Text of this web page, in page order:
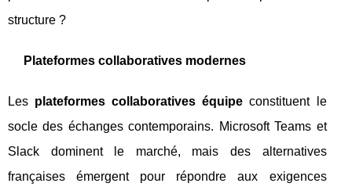
structure ?
Plateformes collaboratives modernes
Les plateformes collaboratives équipe constituent le
socle des échanges contemporains. Microsoft Teams et
Slack dominent le marché, mais des alternatives
françaises émergent pour répondre aux exigences